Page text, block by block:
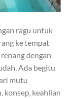
ragu untuk
ke tempat
dengan
Ada begitu
mutu
konsep, keahlian